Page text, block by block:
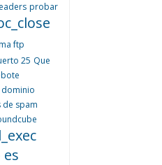
probar
ftp
25 Que
spam